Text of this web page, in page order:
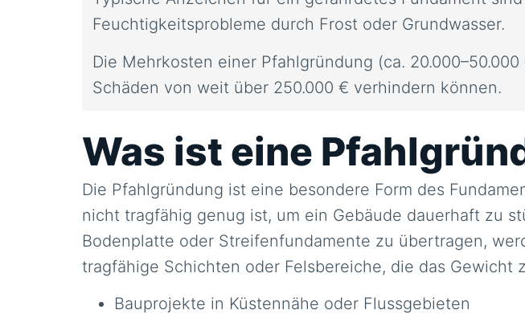
Feuchtigkeitsprobleme durch Frost oder Grundwasser.
Die Mehrkosten einer Pfahlgründung (ca.
Schäden von weit über 250.000 € verhindern können.
Was ist eine
Die Pfahlgründung ist eine besondere Form des
nicht tragfähig genug ist, um ein Gebäude dauerhaft zu
Bodenplatte oder Streifenfundamente zu übertragen,
tragfähige Schichten oder Felsbereiche, die das
Bauprojekte in Küstennähe oder Flussgebieten